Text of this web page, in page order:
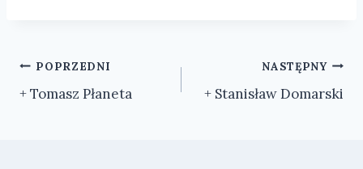
Nawigacja
wpisu
POPRZEDNI
+ Tomasz Płaneta
NASTĘPNY
+ Stanisław Domarski